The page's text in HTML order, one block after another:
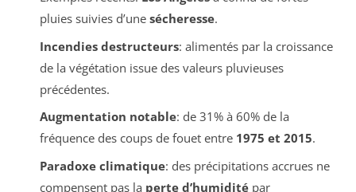
pluies suivies d’une sécheresse.
Incendies destructeurs: alimentés par la croissance
de la végétation issue des valeurs pluvieuses
précédentes.
Augmentation notable: de 31% à 60% de la
fréquence des coups de fouet entre 1975 et 2015.
Paradoxe climatique: des précipitations accrues ne
compensent pas la perte d’humiditépar